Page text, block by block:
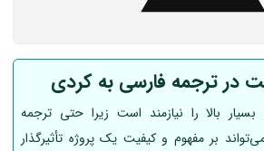
در ترجمه فارسی به کردی
بالا را نیازمند است زیرا حتی ترجمه
بر مفهوم و کیفیت یک پروژه تأثیرگذار